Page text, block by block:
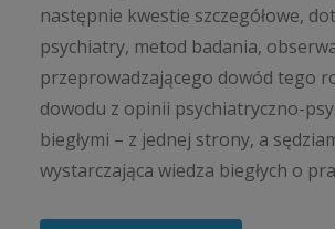
następnie kwestie szczegółowe,
psychiatry, metod badania,
przeprowadzającego dowód tego
dowodu z opinii psychiatryczno-
biegłymi – z jednej strony, a
wystarczająca wiedza biegłych o